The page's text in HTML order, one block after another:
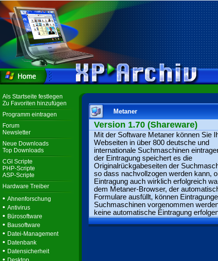
Als Startseite festlegen
Zu Favoriten hinzufügen
Programm eintragen
Forum
Newsletter
Neue Downloads
Top Downloads
CGI Scripte
PHP-Scripte
ASP-Scripte
Hardware Treiber
• Ahnenforschung
• Antivirus
• Bürosoftware
• Bausoftware
• Datei-Management
• Datenbank
• Datensicherheit
•
Metaner
Version 1.70 (Shareware)
Mit der Software Metaner können Sie
Webseiten in über 800 deutsche und
internationale Suchmaschinen
der Eintragung speichert es die
Originalrückgabeseiten der
so dass nachvollzogen werden kann,
Eintragung auch wirklich erfolgreich
dem Metaner-Browser, der
Formulare ausfüllt, können
Suchmaschinen vorgenommen
keine automatische Eintragung